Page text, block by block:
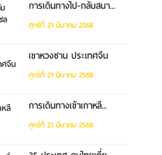
การเดินทางไป-กลับสนา...
ศุกร์ที่ 21 มีนาคม 2568
เขาหวงซาน ประเทศจีน
ศุกร์ที่ 21 มีนาคม 2568
การเดินทางเข้าเกาหลี...
ศุกร์ที่ 21 มีนาคม 2568